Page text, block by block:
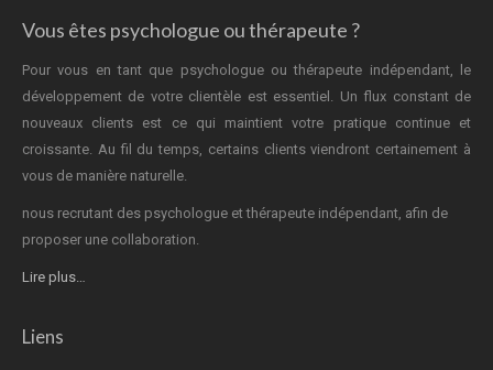
Vous êtes psychologue ou thérapeute ?
Pour vous en tant que psychologue ou thérapeute indépendant, le
développement de votre clientèle est essentiel. Un flux constant de
nouveaux clients est ce qui maintient votre pratique continue et
croissante. Au fil du temps, certains clients viendront certainement à
vous de manière naturelle.
nous recrutant des psychologue et thérapeute indépendant, afin de
proposer une collaboration.
Lire plus…
Liens